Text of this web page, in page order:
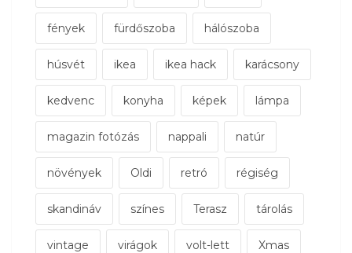
fények fürdőszoba hálószoba
húsvét ikea ikea hack karácsony
kedvenc konyha képek lámpa
magazin fotózás nappali natúr
növények Oldi retró régiség
skandináv színes Terasz tárolás
vintage virágok volt-lett Xmas